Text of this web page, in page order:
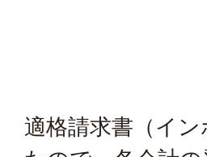
適格請求書（イ